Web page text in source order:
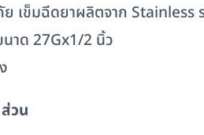
ย เข็มฉีดยาผลิตจาก
าด 27Gx1/2 นิ้ว
วน